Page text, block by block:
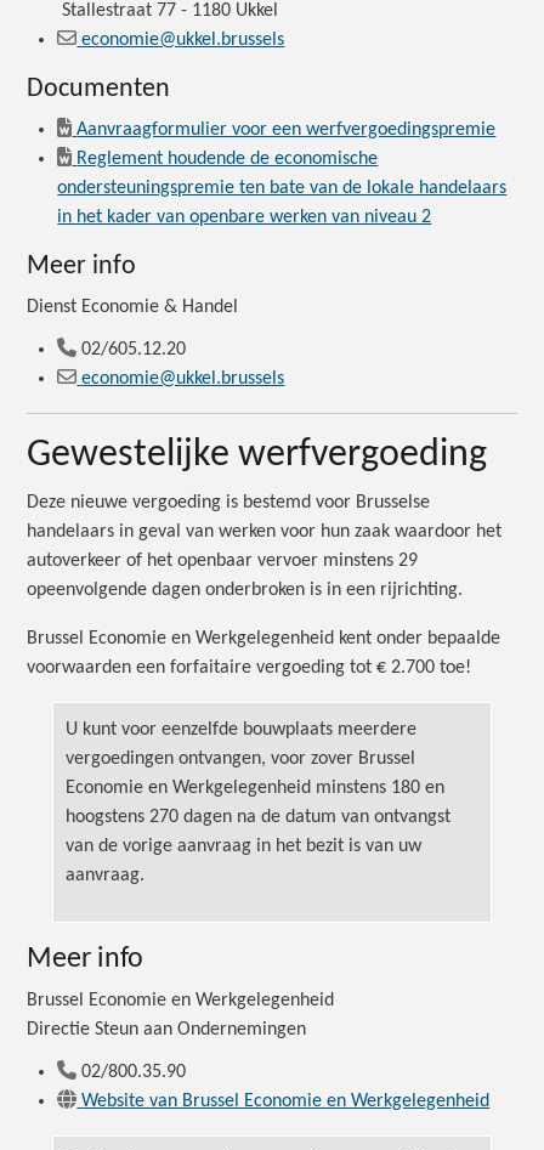
Stallestraat 77 - 1180 Ukkel
economie@ukkel.brussels
Documenten
Aanvraagformulier voor een werfvergoedingspremie
Reglement houdende de economische
ondersteuningspremie ten bate van de lokale handelaars
in het kader van openbare werken van niveau 2
Meer info
Dienst Economie & Handel
02/605.12.20
economie@ukkel.brussels
Gewestelijke werfvergoeding
Deze nieuwe vergoeding is bestemd voor Brusselse
handelaars in geval van werken voor hun zaak waardoor het
autoverkeer of het openbaar vervoer minstens 29
opeenvolgende dagen onderbroken is in een rijrichting.
Brussel Economie en Werkgelegenheid kent onder bepaalde
voorwaarden een forfaitaire vergoeding tot€ 2.700 toe!
U kunt voor eenzelfde bouwplaats meerdere
vergoedingen ontvangen, voor zover Brussel
Economie en Werkgelegenheid minstens 180 en
hoogstens 270 dagen na de datum van ontvangst
van de vorige aanvraag in het bezit is van uw
aanvraag.
Meer info
Brussel Economie en Werkgelegenheid
Directie Steun aan Ondernemingen
02/800.35.90
Website van Brussel Economie en Werkgelegenheid